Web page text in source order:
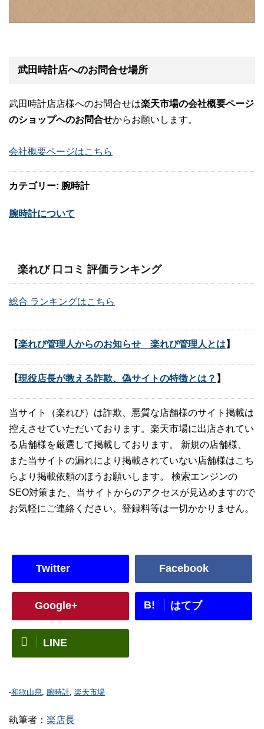
武田時計店へのお問合せ場所
武田時計店店様へのお問合せは楽天市場の会社概要ページ
のショップへのお問合せからお願いします。
会社概要ページはこちら
カテゴリー: 腕時計
腕時計について
楽れび 口コミ 評価ランキング
総合 ランキングはこちら
【楽れび管理人からのお知らせ 楽れび管理人とは 】
【現役店長が教える詐欺、偽サイトの特徴とは？ 】
当サイト（楽れび）は詐欺、悪質な店舗様のサイト掲載は
控えさせていただいております。楽天市場に出店されてい
る店舗様を厳選して掲載しております。 新規の店舗様、
また当サイトの漏れにより掲載されていない店舗様はこち
らより掲載依頼のほうお願いします。 検索エンジンの
SEO対策また、当サイトからのアクセスが見込めますので
お気軽にご連絡ください。登録料等は一切かかりません。
Twitter Facebook
Google+ B! はてブ
LINE
-和歌山県, 腕時計, 楽天市場
執筆者： 楽店長